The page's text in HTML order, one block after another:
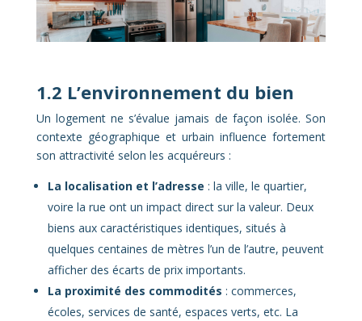
1.2 L’environnement du bien
Un logement ne s’évalue jamais de façon isolée. Son
contexte géographique et urbain influence fortement
son attractivité selon les acquéreurs :
La localisation et l’adresse : la ville, le quartier,
voire la rue ont un impact direct sur la valeur. Deux
biens aux caractéristiques identiques, situés à
quelques centaines de mètres l’un de l’autre, peuvent
afficher des écarts de prix importants.
La proximité des commodités : commerces,
écoles, services de santé, espaces verts, etc. La